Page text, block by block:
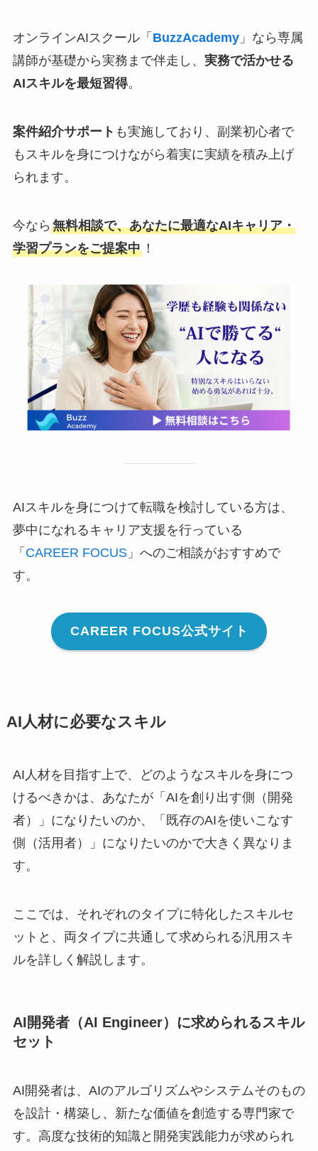
オンラインAIスクール「 BuzzAcademy」なら専属
講師が基礎から実務まで伴走し、 実務で活かせる
AIスキルを最短習得。
案件紹介サポート も実施しており、副業初心者で
もスキルを身につけながら着実に実績を積み上げ
られます。
今なら 無料相談で、あなたに最適なAIキャリア・
学習プランをご提案中！
AIスキルを身につけて転職を検討している方は、
夢中になれるキャリア支援を行っている
「 CAREER FOCUS」へのご相談がおすすめで
す。
CAREER FOCUS公式サイト
AI人材に必要なスキル
AI人材を目指す上で、どのようなスキルを身につ
けるべきかは、あなたが「AIを創り出す側（開発
者）」になりたいのか、「既存のAIを使いこなす
側（活用者）」になりたいのかで大きく異なりま
す。
ここでは、それぞれのタイプに特化したスキルセ
ットと、両タイプに共通して求められる汎用スキ
ルを詳しく解説します。
AI開発者（AI Engineer）に求められるスキル
セット
AI開発者は、AIのアルゴリズムやシステムそのもの
を設計・構築し、新たな価値を創造する専門家で
す。高度な技術的知識と開発実践能力が求められ